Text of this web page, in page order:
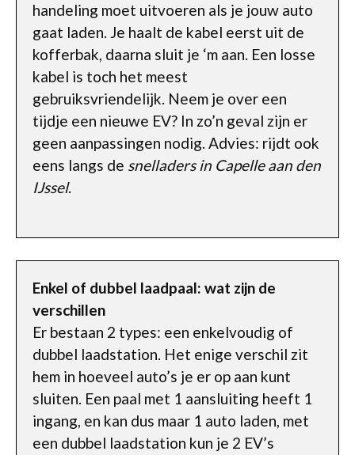
handeling moet uitvoeren als je jouw auto
gaat laden. Je haalt de kabel eerst uit de
kofferbak, daarna sluit je ‘m aan. Een losse
kabel is toch het meest
gebruiksvriendelijk. Neem je over een
tijdje een nieuwe EV? In zo’n geval zijn er
geen aanpassingen nodig. Advies: rijdt ook
eens langs de snelladers in Capelle aan den
IJssel.
Enkel of dubbel laadpaal: wat zijn de
verschillen
Er bestaan 2 types: een enkelvoudig of
dubbel laadstation. Het enige verschil zit
hem in hoeveel auto’s je er op aan kunt
sluiten. Een paal met 1 aansluiting heeft 1
ingang, en kan dus maar 1 auto laden, met
een dubbel laadstation kun je 2 EV’s